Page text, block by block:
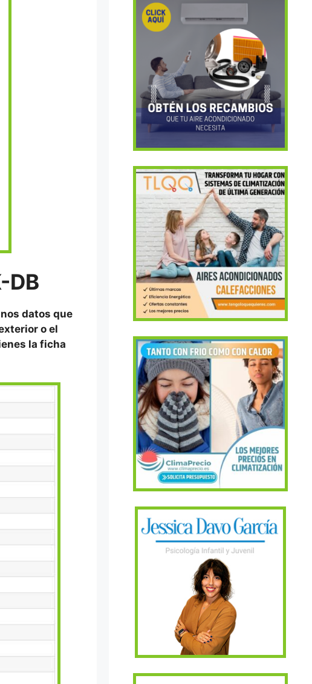
DB
datos que
o el
la ficha